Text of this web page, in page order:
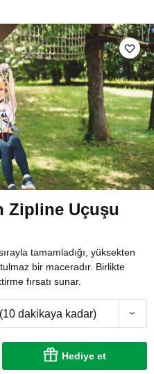
Zipline Uçuşu
tamamladığı, yüksekten
bir maceradır. Birlikte
fırsatı sunar.
dakikaya kadar)
Hediye et